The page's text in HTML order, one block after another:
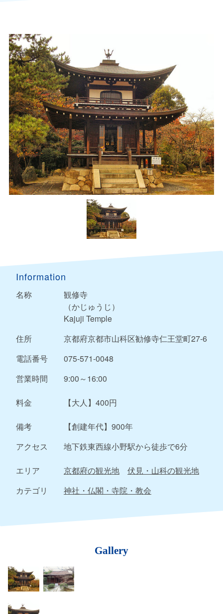
Information
名称
観修寺
（かじゅうじ）
Kajuji Temple
住所
京都府京都市山科区勧修寺仁王堂町27-6
電話番号
075-571-0048
営業時間
9:00～16:00
料金 【大人】400円
備考
【創建年代】900年
アクセス
地下鉄東西線小野駅から徒歩で6分
エリア 京都府の観光地
伏見・山科の観光地
カテゴリ
神社・仏閣・寺院・教会
Gallery